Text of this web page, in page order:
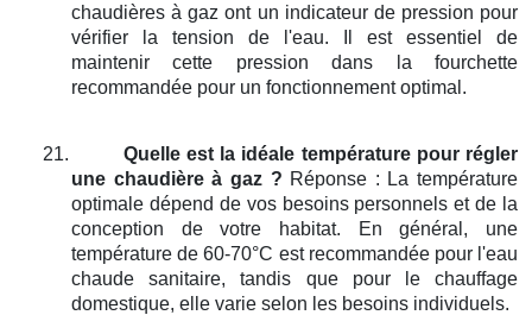
chaudières à gaz ont un indicateur de pression pour
vérifier la tension de l'eau. Il est essentiel de
maintenir cette pression dans la fourchette
recommandée pour un fonctionnement optimal.
21.
Quelle est la idéale température pour régler
une chaudière à gaz ? Réponse : La température
optimale dépend de vos besoins personnels et de la
conception de votre habitat. En général, une
température de 60-70°C est recommandée pour l'eau
chaude sanitaire, tandis que pour le chauffage
domestique, elle varie selon les besoins individuels.